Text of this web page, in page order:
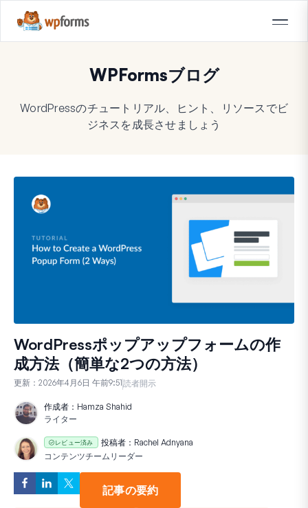
WPFormsブログ
WordPressのチュートリアル、ヒント、リソースでビ
ジネスを成長させましょう
WordPressポップアップフォームの作
成方法（簡単な2つの方法）
更新： 2026年4月6日 午前9:51読者開示
作成者： Hamza Shahid
ライター
レビュー済み 投稿者： Rachel Adnyana
コンテンツチームリーダー
記事の要約